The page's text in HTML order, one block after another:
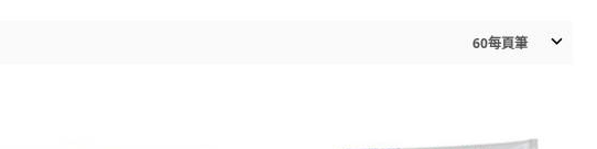
60每頁筆